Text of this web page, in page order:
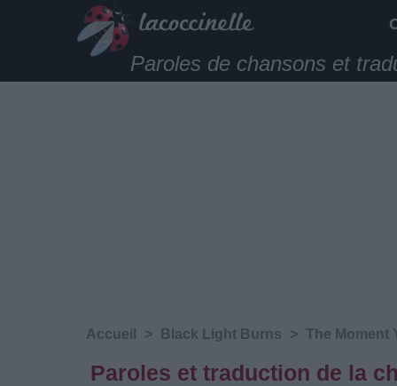
Paroles de chansons et
Accueil > Black Light Burns > The Moment
Paroles et traduction de la